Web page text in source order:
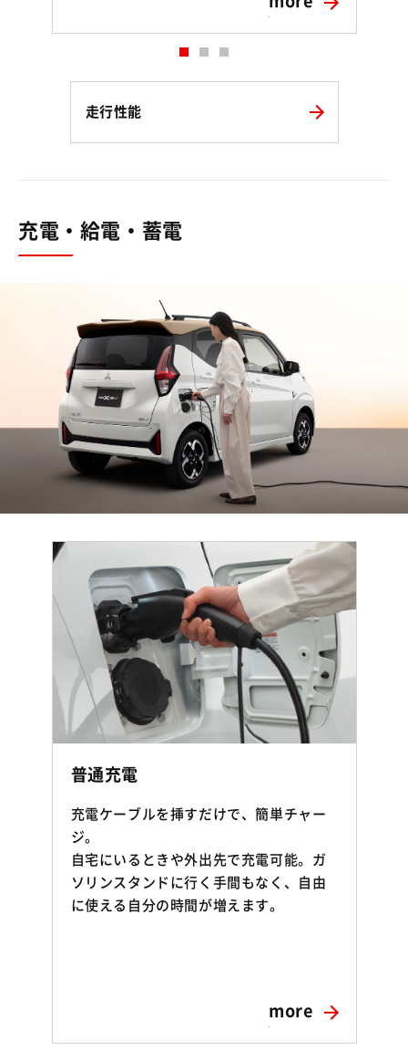
走行性能
充電・給電・蓄電
普通充電
充電ケーブルを挿すだけで、簡単チャー
ジ。
自宅にいるときや外出先で充電可能。ガ
ソリンスタンドに行く手間もなく、自由
に使える自分の時間が増えます。
more